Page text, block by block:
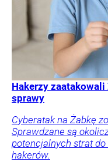
Hakerzy
sprawy
Cyberatak na Żabkę
Sprawdzane są
potencjalnych strat do
hakerów.